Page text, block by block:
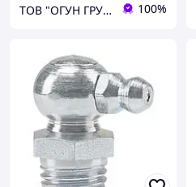
ТОВ "ОГУН ГРУП" 100%